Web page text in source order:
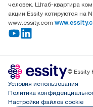
человек. Штаб-квартира
акции Essity котируются на
www.essity.com
© Essity
Условия использования
Политика
Настройки файлов cookie